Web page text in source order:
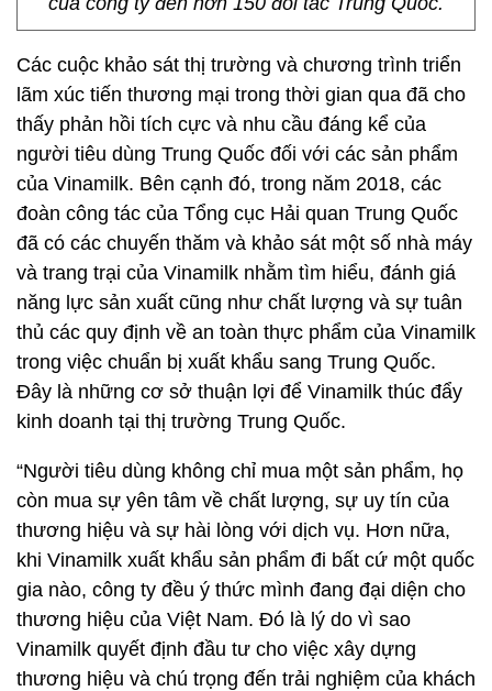
Các cuộc khảo sát thị trường và chương trình triển
lãm xúc tiến thương mại trong thời gian qua đã cho
thấy phản hồi tích cực và nhu cầu đáng kể của
người tiêu dùng Trung Quốc đối với các sản phẩm
của Vinamilk. Bên cạnh đó, trong năm 2018, các
đoàn công tác của Tổng cục Hải quan Trung Quốc
đã có các chuyến thăm và khảo sát một số nhà máy
và trang trại của Vinamilk nhằm tìm hiểu, đánh giá
năng lực sản xuất cũng như chất lượng và sự tuân
thủ các quy định về an toàn thực phẩm của Vinamilk
trong việc chuẩn bị xuất khẩu sang Trung Quốc.
Đây là những cơ sở thuận lợi để Vinamilk thúc đẩy
kinh doanh tại thị trường Trung Quốc.
“Người tiêu dùng không chỉ mua một sản phẩm, họ
còn mua sự yên tâm về chất lượng, sự uy tín của
thương hiệu và sự hài lòng với dịch vụ. Hơn nữa,
khi Vinamilk xuất khẩu sản phẩm đi bất cứ một quốc
gia nào, công ty đều ý thức mình đang đại diện cho
thương hiệu của Việt Nam. Đó là lý do vì sao
Vinamilk quyết định đầu tư cho việc xây dựng
thương hiệu và chú trọng đến trải nghiệm của khách